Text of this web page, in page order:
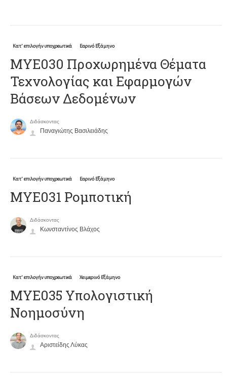
Κατ' επιλογήν υποχρεωτικά Εαρινό Εξάμηνο
ΜΥΕ030 Προχωρημένα Θέματα
Τεχνολογίας και Εφαρμογών
Βάσεων Δεδομένων
Διδάσκοντας
Παναγιώτης Βασιλειάδης
Κατ' επιλογήν υποχρεωτικά Εαρινό Εξάμηνο
ΜΥΕ031 Ρομποτική
Διδάσκοντας
Κωνσταντίνος Βλάχος
Κατ' επιλογήν υποχρεωτικά Χειμερινό Εξάμηνο
ΜΥΕ035 Υπολογιστική
Νοημοσύνη
Διδάσκοντας
Αριστείδης Λύκας